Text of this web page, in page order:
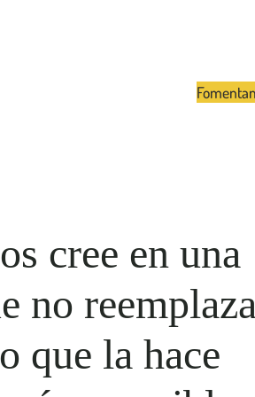
cree en una
no reemplaza
que la hace